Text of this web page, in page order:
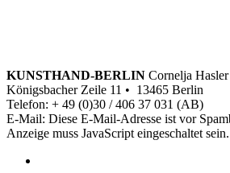
KUNSTHAND-BERLIN Cornelja Hasler
Königsbacher Zeile 11 • 13465 Berlin
Telefon: + 49 (0)30 / 406 37 031 (AB)
E-Mail: Diese E-Mail-Adresse ist vor
Anzeige muss JavaScript eingeschaltet sein.